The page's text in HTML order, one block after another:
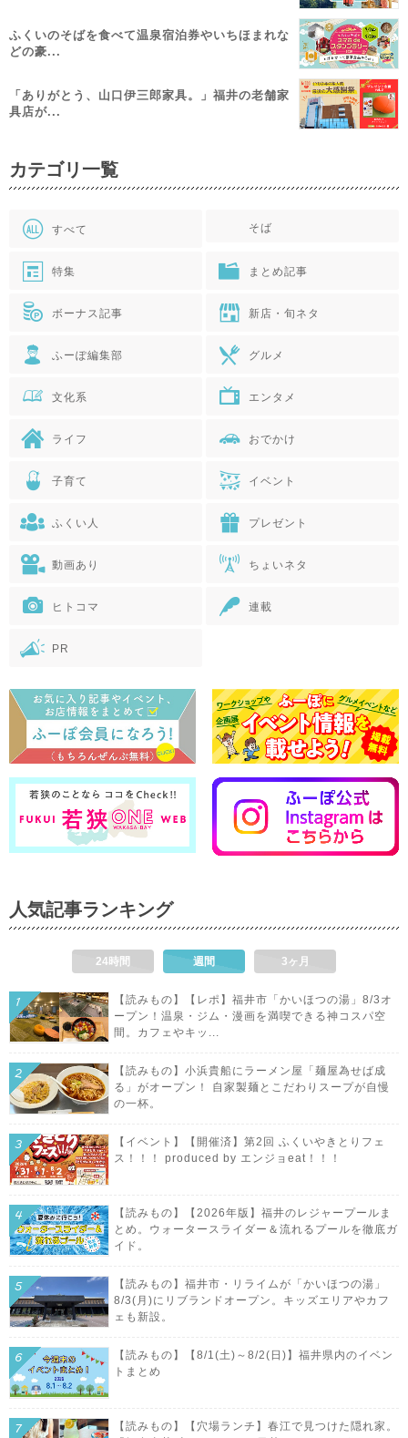
ふくいのそばを食べて温泉宿泊券やいちほまれな
どの豪...
「ありがとう、山口伊三郎家具。」福井の老舗家
具店が...
カテゴリ一覧
すべて そば
特集 まとめ記事
ボーナス記事 新店・旬ネタ
ふーぽ編集部 グルメ
文化系 エンタメ
ライフ おでかけ
子育て イベント
ふくい人 プレゼント
動画あり ちょいネタ
ヒトコマ 連載
PR
人気記事ランキング
24時間 週間 3ヶ月
【読みもの】【レポ】福井市「かいほつの湯」8/3オ
ープン！温泉・ジム・漫画を満喫できる神コスパ空
間。カフェやキッ...
【読みもの】小浜貴船にラーメン屋「麺屋為せば成
る」がオープン！ 自家製麺とこだわりスープが自慢
の一杯。
【イベント】【開催済】第2回 ふくいやきとりフェ
ス！！！ produced by エンジョeat！！！
【読みもの】【2026年版】福井のレジャープールま
とめ。ウォータースライダー＆流れるプールを徹底ガ
イド。
【読みもの】福井市・リライムが「かいほつの湯」
8/3(月)にリブランドオープン。キッズエリアやカフ
ェも新設。
【読みもの】【8/1(土)～8/2(日)】福井県内のイベン
トまとめ
【読みもの】【穴場ランチ】春江で見つけた隠れ家。